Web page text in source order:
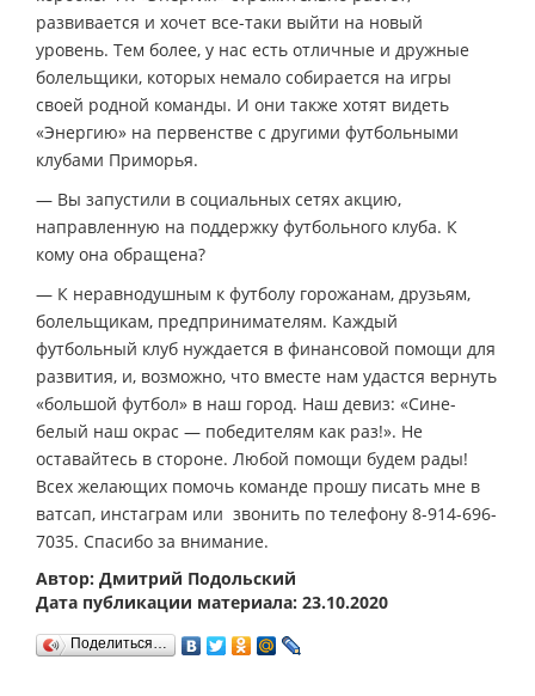
развивается и хочет все-таки выйти на новый
уровень. Тем более, у нас есть отличные и дружные
болельщики, которых немало собирается на игры
своей родной команды. И они также хотят видеть
«Энергию» на первенстве с другими футбольными
клубами Приморья.
— Вы запустили в социальных сетях акцию,
направленную на поддержку футбольного клуба. К
кому она обращена?
— К неравнодушным к футболу горожанам, друзьям,
болельщикам, предпринимателям. Каждый
футбольный клуб нуждается в финансовой помощи для
развития, и, возможно, что вместе нам удастся вернуть
«большой футбол» в наш город. Наш девиз: «Сине-
белый наш окрас — победителям как раз!». Не
оставайтесь в стороне. Любой помощи будем рады!
Всех желающих помочь команде прошу писать мне в
ватсап, инстаграм или звонить по телефону 8-914-696-
7035. Спасибо за внимание.
Автор: Дмитрий Подольский
Дата публикации материала: 23.10.2020
Поделиться…